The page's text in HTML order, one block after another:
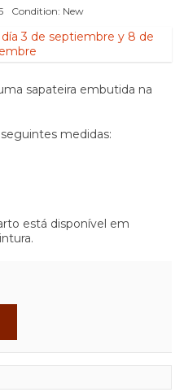
Condition: New
3 de septiembre y 8 de
sapateira embutida na
medidas:
está disponível em